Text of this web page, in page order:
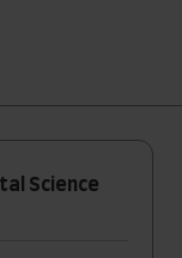
Science